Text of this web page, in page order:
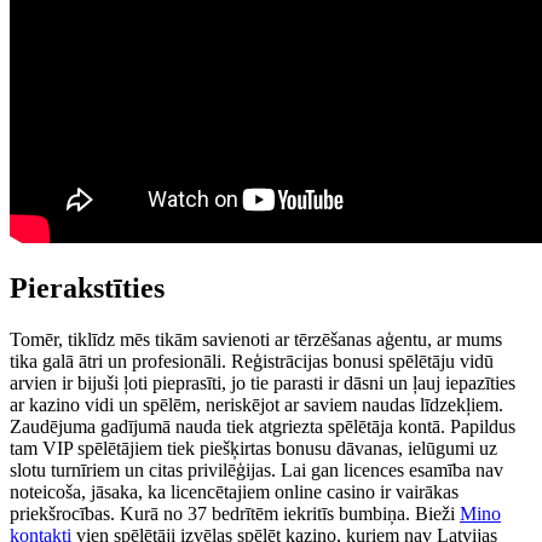
Pierakstīties
Tomēr, tiklīdz mēs tikām savienoti ar tērzēšanas aģentu, ar mums
tika galā ātri un profesionāli. Reģistrācijas bonusi spēlētāju vidū
arvien ir bijuši ļoti pieprasīti, jo tie parasti ir dāsni un ļauj iepazīties
ar kazino vidi un spēlēm, neriskējot ar saviem naudas līdzekļiem.
Zaudējuma gadījumā nauda tiek atgriezta spēlētāja kontā. Papildus
tam VIP spēlētājiem tiek piešķirtas bonusu dāvanas, ielūgumi uz
slotu turnīriem un citas privilēģijas. Lai gan licences esamība nav
noteicoša, jāsaka, ka licencētajiem online casino ir vairākas
priekšrocības. Kurā no 37 bedrītēm iekritīs bumbiņa. Bieži Mino
kontakti vien spēlētāji izvēlas spēlēt kazino, kuriem nav Latvijas